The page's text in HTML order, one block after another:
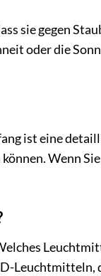
sie gegen
oder die
ist eine
Wenn
Leuchtmitteln,